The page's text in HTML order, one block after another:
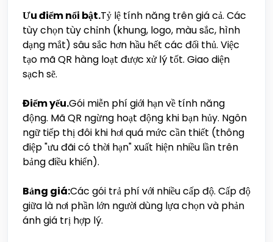
Ưu điểm nổi bật.Tỷ lệ tính năng trên giá cả. Các
tùy chọn tùy chỉnh (khung, logo, màu sắc, hình
dạng mắt) sâu sắc hơn hầu hết các đối thủ. Việc
tạo mã QR hàng loạt được xử lý tốt. Giao diện
sạch sẽ.
Điểm yếu.Gói miễn phí giới hạn về tính năng
động. Mã QR ngừng hoạt động khi bạn hủy. Ngôn
ngữ tiếp thị đôi khi hơi quá mức cần thiết (thông
điệp "ưu đãi có thời hạn" xuất hiện nhiều lần trên
bảng điều khiển).
Bảng giá:Các gói trả phí với nhiều cấp độ. Cấp độ
giữa là nơi phần lớn người dùng lựa chọn và phản
ánh giá trị hợp lý.